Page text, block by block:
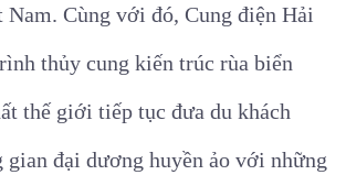
Cùng với đó, Cung điện Hải
thủy cung kiến trúc rùa biển
thế giới tiếp tục đưa du khách
gian đại dương huyền ảo với những